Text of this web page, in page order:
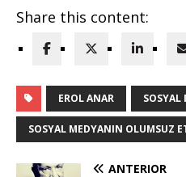
Share this content:
EROL ANAR SOSYAL
SOSYAL MEDYANIN OLUMSUZ
ANTERIOR